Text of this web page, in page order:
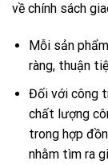
về chính sách
Mỗi sản
ràng, thuận
Đối với công
chất lượng
trong hợp
nhằm tìm ra